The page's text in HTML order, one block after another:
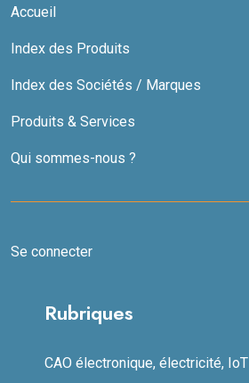
Accueil
Index des Produits
Index des Sociétés / Marques
Produits & Services
Qui sommes-nous ?
Se connecter
Rubriques
CAO électronique, électricité, IoT